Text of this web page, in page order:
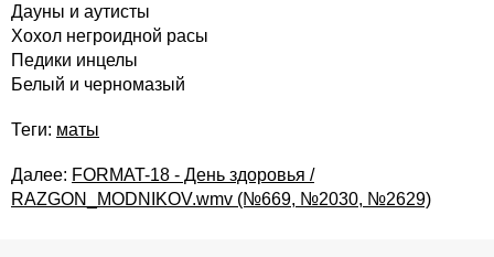
Дауны и аутисты
Хохол негроидной расы
Педики инцелы
Белый и черномазый
Теги: маты
Далее: FORMAT-18 - День здоровья /
RAZGON_MODNIKOV.wmv (№669, №2030, №2629)